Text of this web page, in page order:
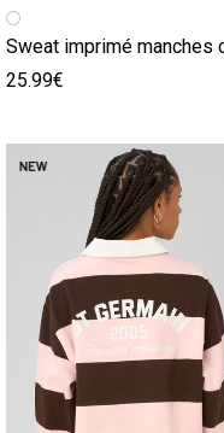
Image précédente
Image suivante
25.99€